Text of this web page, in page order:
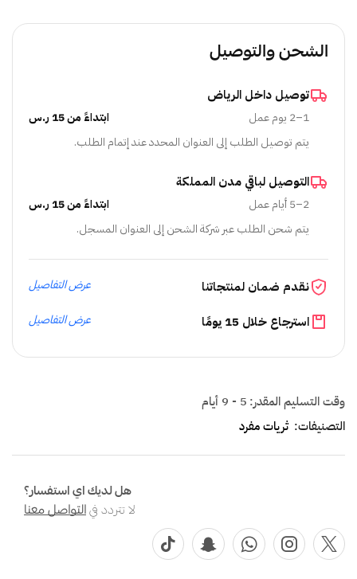
الشحن والتوصيل
توصيل داخل الرياض
1–2 يوم عمل
ابتداءً من 15 ر.س
يتم توصيل الطلب إلى العنوان المحدد عند إتمام الطلب.
التوصيل لباقي مدن المملكة
2–5 أيام عمل
ابتداءً من 15 ر.س
يتم شحن الطلب عبر شركة الشحن إلى العنوان المسجل.
نقدم ضمان لمنتجاتنا عرض التفاصيل
استرجاع خلال 15 يومًا عرض التفاصيل
وقت التسليم المقدر: 5 - 9 أيام
التصنيفات: ثريات مفرد
هل لديك اي استفسار؟
لا تتردد فيالتواصل معنا